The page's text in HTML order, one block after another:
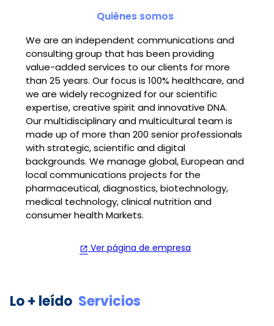
Quiénes somos
We are an independent communications and
consulting group that has been providing
value-added services to our clients for more
than 25 years. Our focus is 100% healthcare, and
we are widely recognized for our scientific
expertise, creative spirit and innovative DNA.
Our multidisciplinary and multicultural team is
made up of more than 200 senior professionals
with strategic, scientific and digital
backgrounds. We manage global, European and
local communications projects for the
pharmaceutical, diagnostics, biotechnology,
medical technology, clinical nutrition and
consumer health Markets.
open_in_new Ver página de empresa
Lo + leído Servicios